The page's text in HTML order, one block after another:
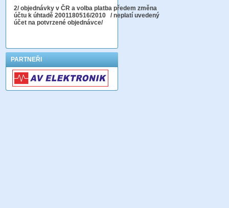
2/ objednávky v ČR a volba platba předem změna
účtu k úhtadě 2001180516/2010 / neplatí uvedený
účet na potvrzené objednávce/
PARTNEŘI